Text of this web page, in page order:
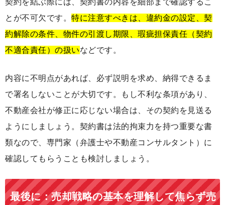
契約を結ぶ際には、契約書の内容を細部まで確認するこ
とが不可欠です。 特に注意すべきは、違約金の設定、契
約解除の条件、物件の引渡し期限、瑕疵担保責任（契約
不適合責任）の扱いなどです。
内容に不明点があれば、必ず説明を求め、納得できるま
で署名しないことが大切です。もし不利な条項があり、
不動産会社が修正に応じない場合は、その契約を見送る
ようにしましょう。契約書は法的拘束力を持つ重要な書
類なので、専門家（弁護士や不動産コンサルタント）に
確認してもらうことも検討しましょう。
最後に：売却戦略の基本を理解して焦らず売